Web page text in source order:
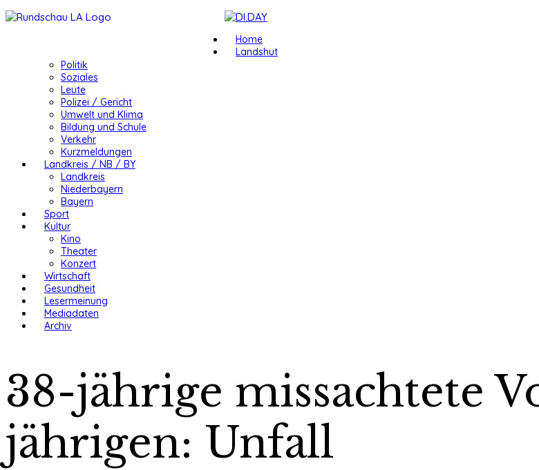
Home
Landshut
Politik
Soziales
Leute
Polizei / Gericht
Umwelt und Klima
Bildung und Schule
Verkehr
Kurzmeldungen
Landkreis / NB / BY
Landkreis
Niederbayern
Bayern
Sport
Kultur
Kino
Theater
Konzert
Wirtschaft
Gesundheit
Lesermeinung
Mediadaten
Archiv
38-jährige missachtete
jährigen: Unfall